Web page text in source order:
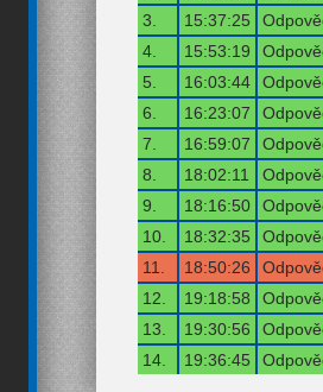
3.
15:37:25
4.
15:53:19
5.
16:03:44
6.
16:23:07
7.
16:59:07
8.
18:02:11
9.
18:16:50
10.
18:32:35
11.
18:50:26
12.
19:18:58
13.
19:30:56
14.
19:36:45